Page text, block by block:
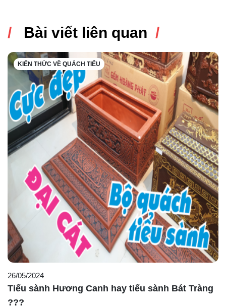
Bài viết liên quan
KIẾN THỨC VỀ QUÁCH TIỂU
26/05/2024
Tiểu sành Hương Canh hay tiểu sành Bát Tràng
???